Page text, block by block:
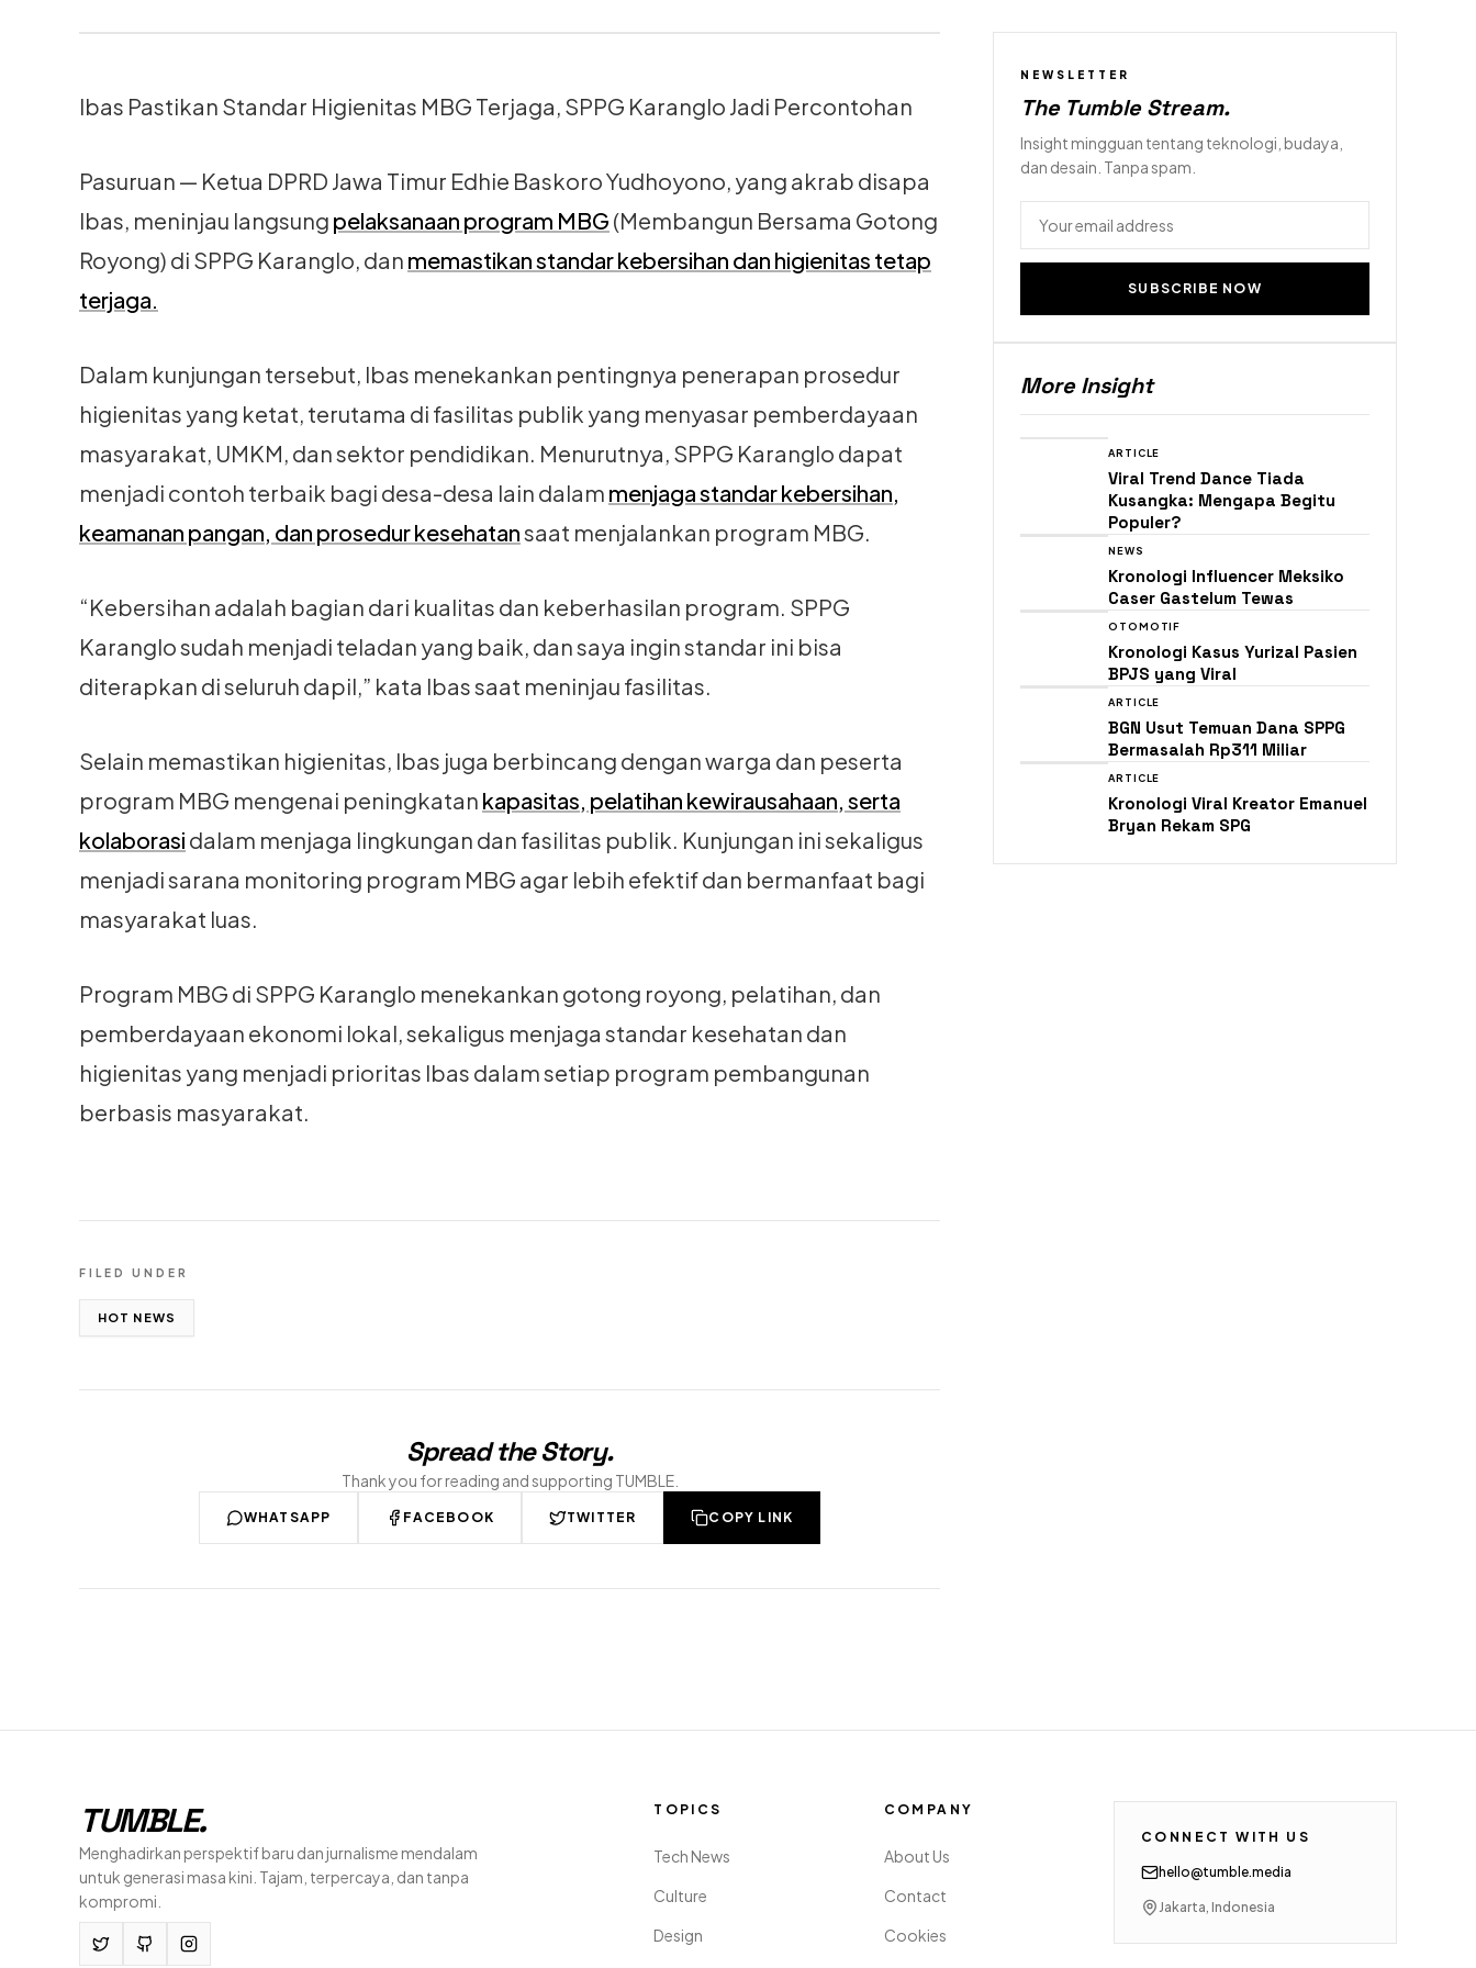
Ibas Pastikan Standar Higienitas MBG Terjaga, SPPG Karanglo Jadi Percontohan
Pasuruan — Ketua DPRD Jawa Timur Edhie Baskoro Yudhoyono, yang akrab disapa
Ibas, meninjau langsung pelaksanaan program MBG (Membangun Bersama Gotong
Royong) di SPPG Karanglo, dan memastikan standar kebersihan dan higienitas tetap
terjaga.
Dalam kunjungan tersebut, Ibas menekankan pentingnya penerapan prosedur
higienitas yang ketat, terutama di fasilitas publik yang menyasar pemberdayaan
masyarakat, UMKM, dan sektor pendidikan. Menurutnya, SPPG Karanglo dapat
menjadi contoh terbaik bagi desa-desa lain dalam menjaga standar kebersihan,
keamanan pangan, dan prosedur kesehatansaat menjalankan program MBG.
“Kebersihan adalah bagian dari kualitas dan keberhasilan program. SPPG
Karanglo sudah menjadi teladan yang baik, dan saya ingin standar ini bisa
diterapkan di seluruh dapil,” kata Ibas saat meninjau fasilitas.
Selain memastikan higienitas, Ibas juga berbincang dengan warga dan peserta
program MBG mengenai peningkatan kapasitas, pelatihan kewirausahaan, serta
kolaborasi dalam menjaga lingkungan dan fasilitas publik. Kunjungan ini sekaligus
menjadi sarana monitoring program MBG agar lebih efektif dan bermanfaat bagi
masyarakat luas.
Program MBG di SPPG Karanglo menekankan gotong royong, pelatihan, dan
pemberdayaan ekonomi lokal, sekaligus menjaga standar kesehatan dan
higienitas yang menjadi prioritas Ibas dalam setiap program pembangunan
berbasis masyarakat.
FILED UNDER
HOT NEWS
Spread the Story.
Thank you for reading and supporting TUMBLE.
WHATSAPP FACEBOOK TWITTER COPY LINK
NEWSLETTER
The Tumble Stream.
Insight mingguan tentang teknologi, budaya,
dan desain. Tanpa spam.
SUBSCRIBE NOW
More Insight
ARTICLE
Viral Trend Dance Tiada
Kusangka: Mengapa Begitu
Populer?
NEWS
Kronologi Influencer Meksiko
Caser Gastelum Tewas
OTOMOTIF
Kronologi Kasus Yurizal Pasien
BPJS yang Viral
ARTICLE
BGN Usut Temuan Dana SPPG
Bermasalah Rp311 Miliar
ARTICLE
Kronologi Viral Kreator Emanuel
Bryan Rekam SPG
TUMBLE.
Menghadirkan perspektif baru dan jurnalisme mendalam
untuk generasi masa kini. Tajam, terpercaya, dan tanpa
kompromi.
TOPICS
Tech News
Culture
Design
COMPANY
About Us
Contact
Cookies
CONNECT WITH US
hello@tumble.media
Jakarta, Indonesia